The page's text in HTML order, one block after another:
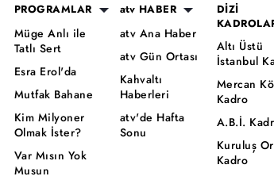
PROGRAMLAR
Müge Anlı ile
Tatlı Sert
Esra Erol'da
Mutfak Bahane
Kim Milyoner
Olmak İster?
Var Mısın Yok
Musun
atv HABER
atv Ana Haber
atv Gün Ortası
Kahvaltı
Haberleri
atv'de Hafta
Sonu
DİZİ
Altı Üstü
İstanbul
Mercan
Kadro
A.B.İ.
Kuruluş
Kadro